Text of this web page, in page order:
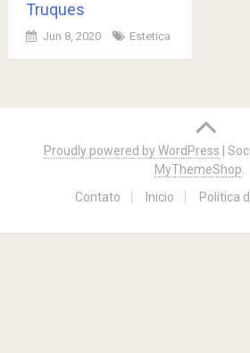
Truques
Jun 8, 2020 Estetica
navigation
Proudly powered by WordPress |
MyThemeShop
Contato
Inicio Política